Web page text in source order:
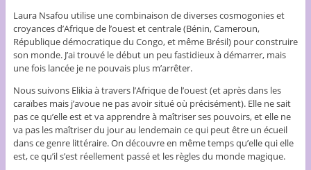
Laura Nsafou utilise une combinaison de diverses cosmogonies et
croyances d’Afrique de l’ouest et centrale (Bénin, Cameroun,
République démocratique du Congo, et même Brésil) pour construire
son monde. J’ai trouvé le début un peu fastidieux à démarrer, mais
une fois lancée je ne pouvais plus m’arrêter.
Nous suivons Elikia à travers l’Afrique de l’ouest (et après dans les
caraïbes mais j’avoue ne pas avoir situé où précisément). Elle ne sait
pas ce qu’elle est et va apprendre à maîtriser ses pouvoirs, et elle ne
va pas les maîtriser du jour au lendemain ce qui peut être un écueil
dans ce genre littéraire. On découvre en même temps qu’elle qui elle
est, ce qu’il s’est réellement passé et les règles du monde magique.